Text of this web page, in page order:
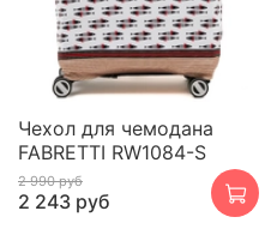
Чехол для чемодана
FABRETTI RW1084-S
2 990 руб
2 243 руб